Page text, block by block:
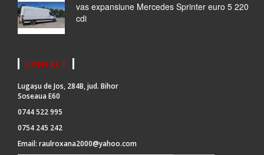
vas expansiune Mercedes Sprinter euro 5 220
cdi
CONTACT
Lugașu de Jos, 284B, jud. Bihor
Soseaua E60
0744 522 995
0754 245 242
Email: raulroxana2000@yahoo.com